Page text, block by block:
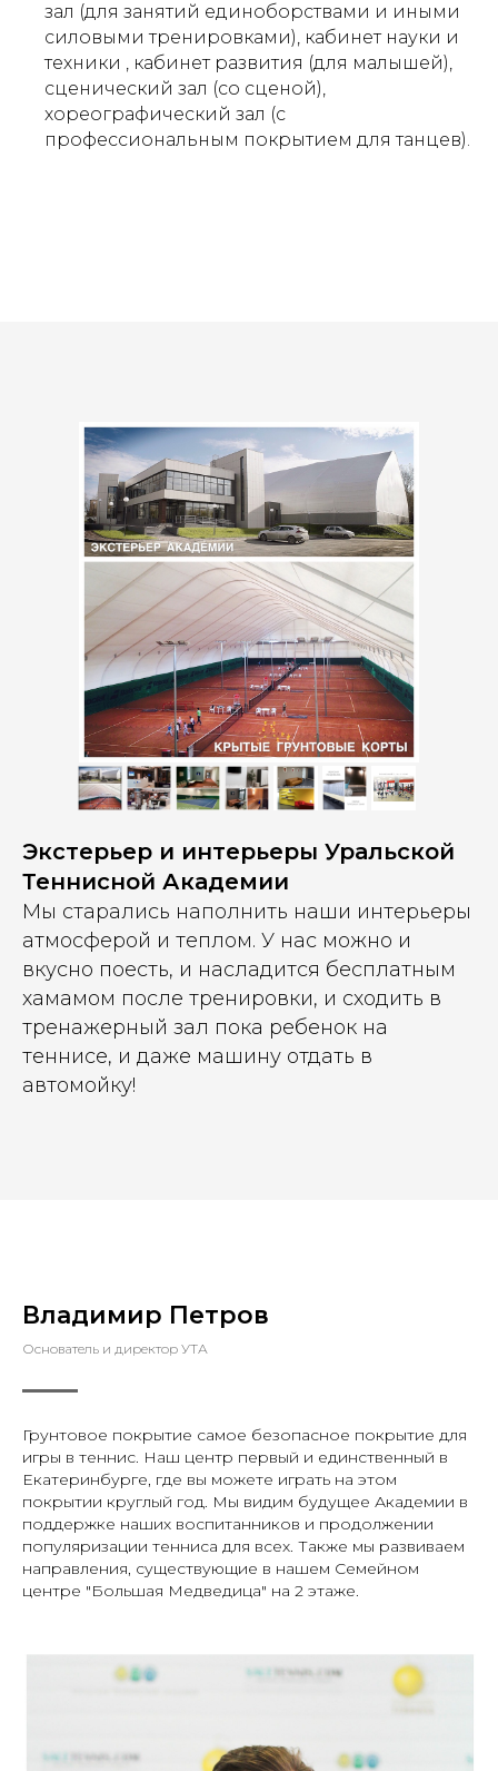
зал (для занятий единоборствами и иными
силовыми тренировками), кабинет науки и
техники , кабинет развития (для малышей),
сценический зал (со сценой),
хореографический зал (с
профессиональным покрытием для танцев).
Экстерьер и интерьеры Уральской
Теннисной Академии
Мы старались наполнить наши интерьеры
атмосферой и теплом. У нас можно и
вкусно поесть, и насладится бесплатным
хамамом после тренировки, и сходить в
тренажерный зал пока ребенок на
теннисе, и даже машину отдать в
автомойку!
Владимир Петров
Основатель и директор УТА
Грунтовое покрытие самое безопасное покрытие для
игры в теннис. Наш центр первый и единственный в
Екатеринбурге, где вы можете играть на этом
покрытии круглый год. Мы видим будущее Академии в
поддержке наших воспитанников и продолжении
популяризации тенниса для всех. Также мы развиваем
направления, существующие в нашем Семейном
центре "Большая Медведица" на 2 этаже.